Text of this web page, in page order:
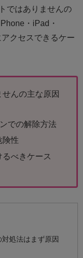
ではありませんの
・iPad・
クセスできるケー
んの主な原因
での解除方法
険性
べきケース
処法はまず原因